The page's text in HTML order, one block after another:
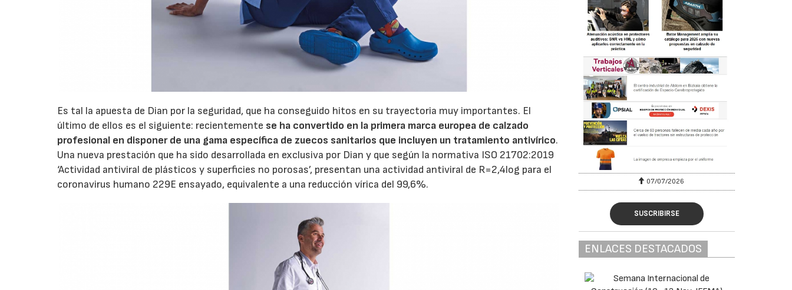
Es tal la apuesta de Dian por la seguridad, que ha conseguido hitos en su trayectoria muy importantes. El
último de ellos es el siguiente: recientemente se ha convertido en la primera marca europea de calzado
profesional en disponer de una gama específica de zuecos sanitarios que incluyen un tratamiento antivírico.
Una nueva prestación que ha sido desarrollada en exclusiva por Dian y que según la normativa ISO 21702:2019
‘Actividad antiviral de plásticos y superficies no porosas’, presentan una actividad antiviral de R=2,4log para el
coronavirus humano 229E ensayado, equivalente a una reducción vírica del 99,6%.
07/07/2026 07/07/2026
SUSCRIBIRSE
ENLACES DESTACADOS